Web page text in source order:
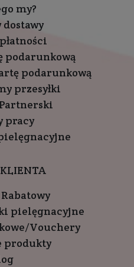
my?
dostawy
podarunkową
podarunkową
przesyłki
pracy
pielęgnacyjne
Vouchery
produkty